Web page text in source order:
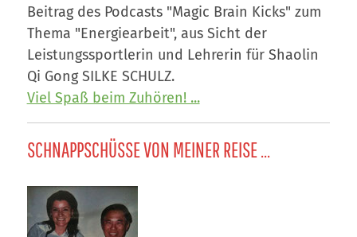
Beitrag des Podcasts "Magic Brain Kicks" zum
Thema "Energiearbeit", aus Sicht der
Leistungssportlerin und Lehrerin für Shaolin
Qi Gong SILKE SCHULZ.
Viel Spaß beim Zuhören! ...
SCHNAPPSCHÜSSE VON MEINER REISE ...